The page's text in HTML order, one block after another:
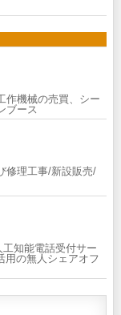
作機械の売買、シー
ブース
修理工事/新設販売/
知能電話受付サー
用の無人シェアオフ